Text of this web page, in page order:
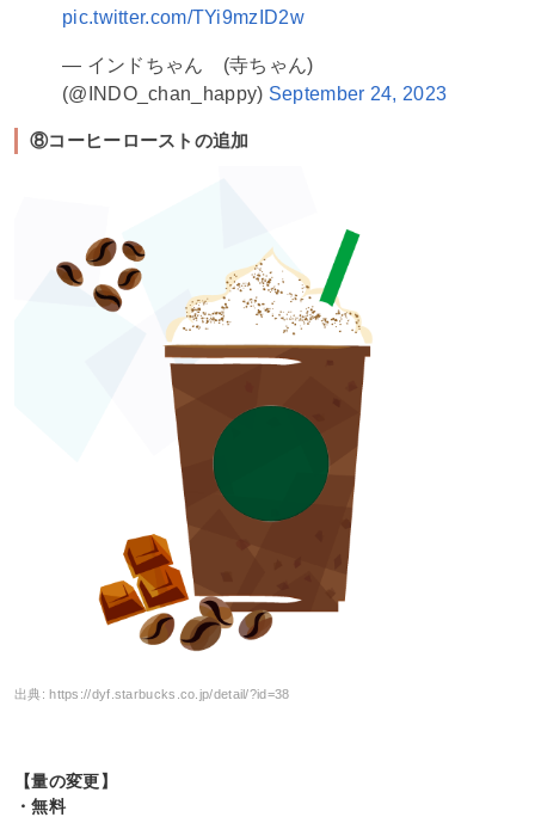
pic.twitter.com/TYi9mzID2w
— インドちゃん (寺ちゃん)
(@INDO_chan_happy) September 24, 2023
⑧コーヒーローストの追加
出典:https://dyf.starbucks.co.jp/detail/?id=38
【量の変更】
・無料